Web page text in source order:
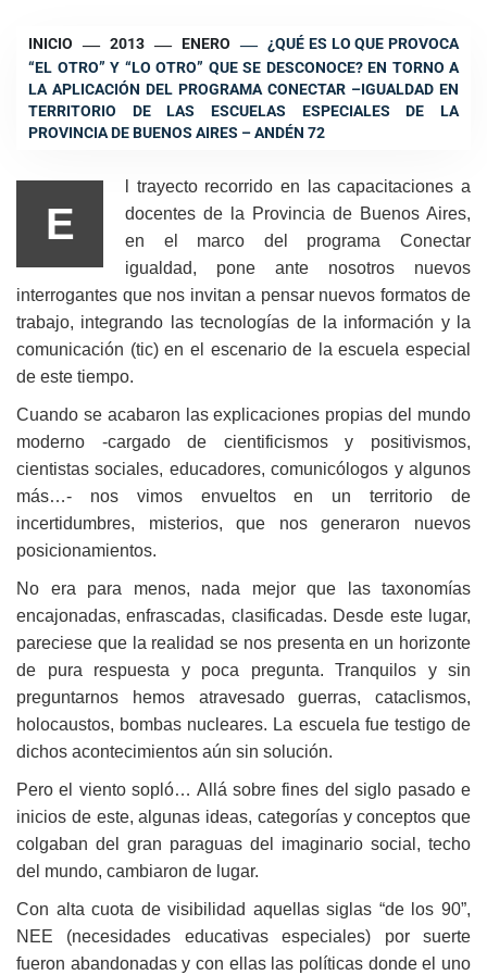
INICIO 2013 ENERO
¿QUÉ ES LO QUE PROVOCA
“EL OTRO” Y “LO OTRO” QUE SE DESCONOCE? EN TORNO A
LA APLICACIÓN DEL PROGRAMA CONECTAR –IGUALDAD EN
TERRITORIO DE LAS ESCUELAS ESPECIALES DE LA
PROVINCIA DE BUENOS AIRES – ANDÉN 72
E
l trayecto recorrido en las capacitaciones a
docentes de la Provincia de Buenos Aires,
en el marco del programa Conectar
igualdad, pone ante nosotros nuevos
interrogantes que nos invitan a pensar nuevos formatos de
trabajo, integrando las tecnologías de la información y la
comunicación (tic) en el escenario de la escuela especial
de este tiempo.
Cuando se acabaron las explicaciones propias del mundo
moderno -cargado de cientificismos y positivismos,
cientistas sociales, educadores, comunicólogos y algunos
más…- nos vimos envueltos en un territorio de
incertidumbres, misterios, que nos generaron nuevos
posicionamientos.
No era para menos, nada mejor que las taxonomías
encajonadas, enfrascadas, clasificadas. Desde este lugar,
pareciese que la realidad se nos presenta en un horizonte
de pura respuesta y poca pregunta. Tranquilos y sin
preguntarnos hemos atravesado guerras, cataclismos,
holocaustos, bombas nucleares. La escuela fue testigo de
dichos acontecimientos aún sin solución.
Pero el viento sopló… Allá sobre fines del siglo pasado e
inicios de este, algunas ideas, categorías y conceptos que
colgaban del gran paraguas del imaginario social, techo
del mundo, cambiaron de lugar.
Con alta cuota de visibilidad aquellas siglas “de los 90”,
NEE (necesidades educativas especiales) por suerte
fueron abandonadas y con ellas las políticas donde el uno